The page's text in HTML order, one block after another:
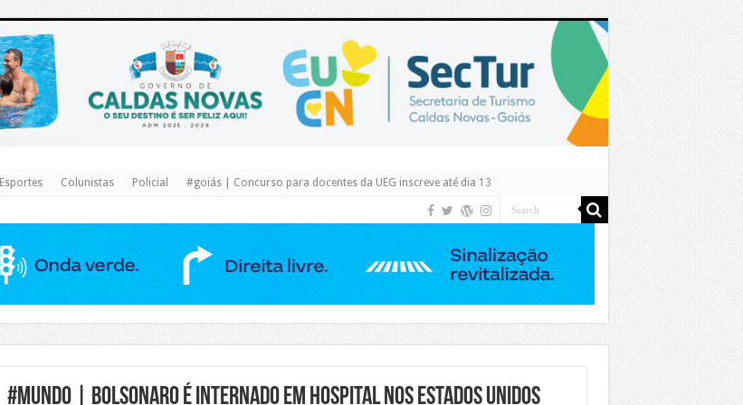
https://www.caldasnovas.go.gov.br/
Esportes Colunistas Policial #goiás | Concurso para docentes da UEG inscreve até dia 13
#Mundo | BOLSONARO É INTERNADO EM HOSPITAL NOS ESTADOS UNIDOS